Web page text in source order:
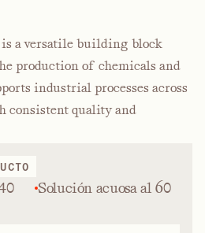
a versatile building block
production of chemicals and
industrial processes across
consistent quality and
Solución acuosa al 60